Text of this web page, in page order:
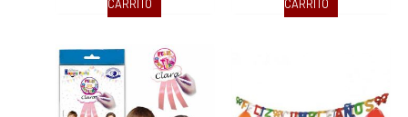
CARRITO
CARRITO